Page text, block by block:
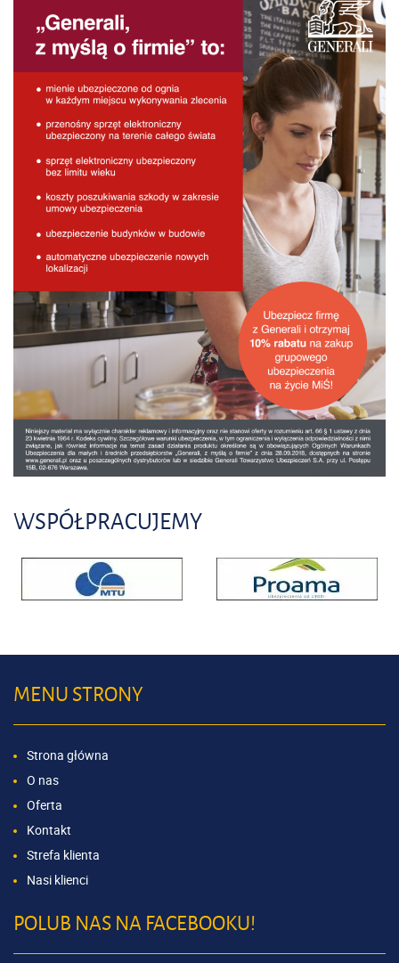
WSPÓŁPRACUJEMY
MENU STRONY
Strona główna
O nas
Oferta
Kontakt
Strefa klienta
Nasi klienci
POLUB NAS NA FACEBOOKU!